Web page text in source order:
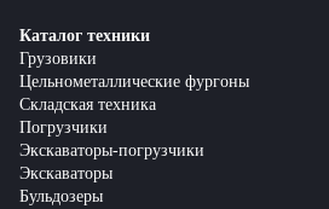
Каталог техники
Грузовики
Цельнометаллические фургоны
Складская техника
Погрузчики
Экскаваторы-погрузчики
Экскаваторы
Бульдозеры